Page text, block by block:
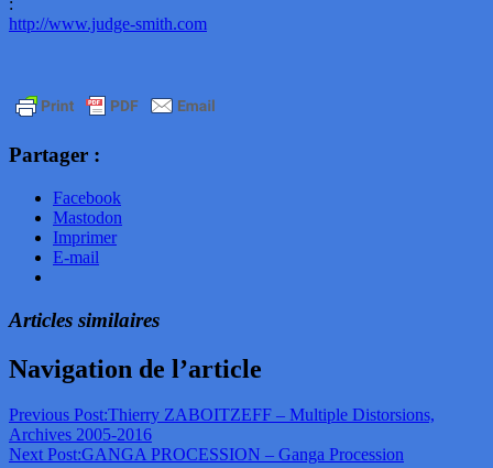
:
http://www.judge-smith.com
Partager :
Facebook
Mastodon
Imprimer
E-mail
Articles similaires
Navigation de l’article
Previous Post:Thierry ZABOITZEFF – Multiple Distorsions,
Archives 2005-2016
Next Post:GANGA PROCESSION – Ganga Procession